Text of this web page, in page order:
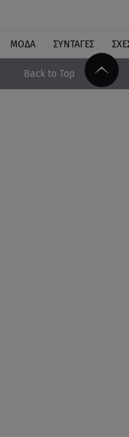
ΜΟΔΑ ΣΥΝΤΑΓΕΣ
Back to Top